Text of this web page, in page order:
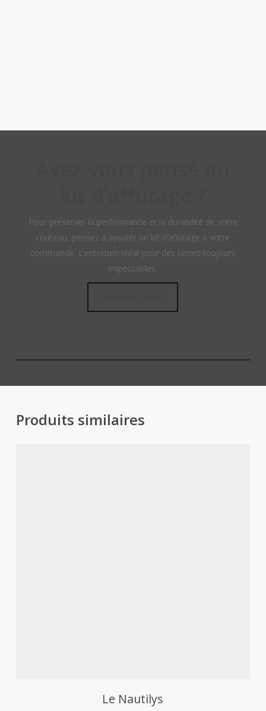
Pour préserver la performance et la durabilité de votre
couteau, pensez à ajouter un kit d’affûtage à votre
commande. L’entretien idéal pour des lames toujours
impeccables.
Produits similaires
Découvrir
Le Nautilys